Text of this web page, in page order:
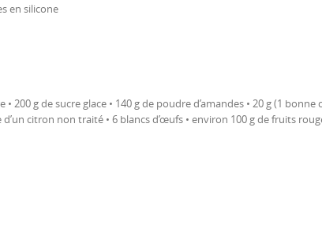
en silicone
• 200 g de sucre glace • 140 g de poudre d’amandes • 20 g (1
d’un citron non traité • 6 blancs d’œufs • environ 100 g de fruits